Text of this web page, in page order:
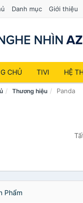
Danh mục Giới thiệu
CHỦ TIVI HỆ
Thương hiệu Panda
Phẩm